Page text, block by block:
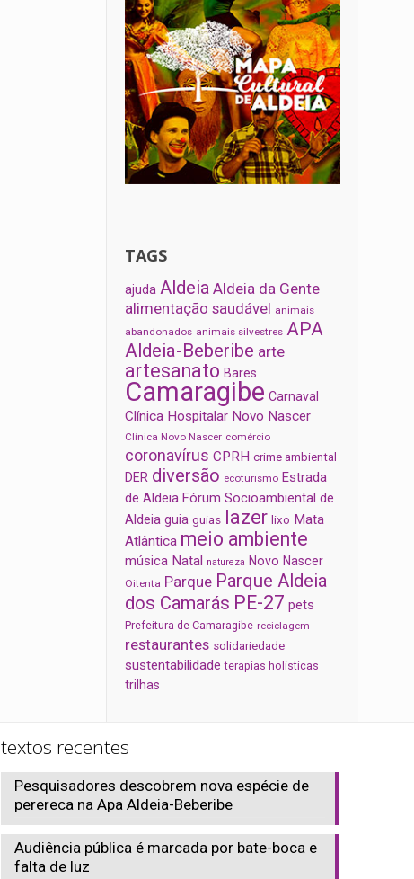
TAGS
ajuda Aldeia Aldeia da Gente
alimentação saudável animais
abandonados animais silvestres APA
Aldeia-Beberibe arte
artesanato Bares
Camaragibe Carnaval
Clínica Hospitalar Novo Nascer
Clínica Novo Nascer comércio
coronavírus CPRH crime ambiental
DER diversão ecoturismo Estrada
de Aldeia Fórum Socioambiental de
Aldeia guia guias lazer lixo Mata
Atlântica meio ambiente
música Natal natureza Novo Nascer
Oitenta Parque Parque Aldeia
dos Camarás PE-27 pets
Prefeitura de Camaragibe reciclagem
restaurantes solidariedade
sustentabilidade terapias holísticas
trilhas
textos recentes
Pesquisadores descobrem nova espécie de
perereca na Apa Aldeia-Beberibe
Audiência pública é marcada por bate-boca e
falta de luz